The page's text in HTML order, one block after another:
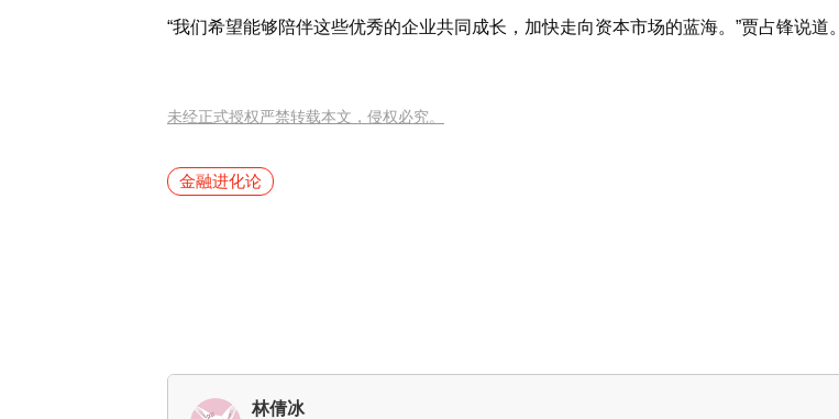
“我们希望能够陪伴这些优秀的企业共同成长，加快走向资本市场的蓝海。”贾占锋说道。
未经正式授权严禁转载本文，侵权必究。
金融进化论
林倩冰